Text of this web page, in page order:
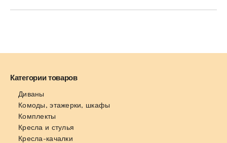
Категории товаров
Диваны
Комоды, этажерки, шкафы
Комплекты
Кресла и стулья
Кресла-качалки